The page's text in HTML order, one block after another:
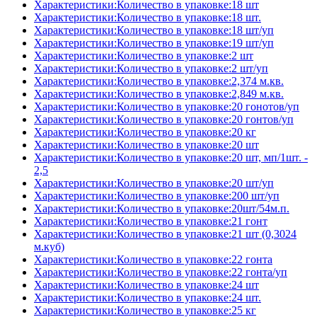
Характеристики:Количество в упаковке:18 шт
Характеристики:Количество в упаковке:18 шт.
Характеристики:Количество в упаковке:18 шт/уп
Характеристики:Количество в упаковке:19 шт/уп
Характеристики:Количество в упаковке:2 шт
Характеристики:Количество в упаковке:2 шт/уп
Характеристики:Количество в упаковке:2,374 м.кв.
Характеристики:Количество в упаковке:2,849 м.кв.
Характеристики:Количество в упаковке:20 гонотов/уп
Характеристики:Количество в упаковке:20 гонтов/уп
Характеристики:Количество в упаковке:20 кг
Характеристики:Количество в упаковке:20 шт
Характеристики:Количество в упаковке:20 шт, мп/1шт. -
2,5
Характеристики:Количество в упаковке:20 шт/уп
Характеристики:Количество в упаковке:200 шт/уп
Характеристики:Количество в упаковке:20шт/54м.п.
Характеристики:Количество в упаковке:21 гонт
Характеристики:Количество в упаковке:21 шт (0,3024
м.куб)
Характеристики:Количество в упаковке:22 гонта
Характеристики:Количество в упаковке:22 гонта/уп
Характеристики:Количество в упаковке:24 шт
Характеристики:Количество в упаковке:24 шт.
Характеристики:Количество в упаковке:25 кг